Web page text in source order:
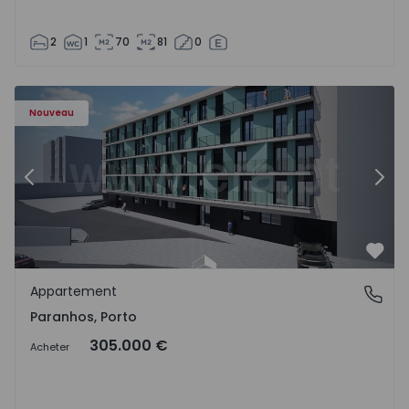
2 1 70 81 0
Nouveau
Appartement T1 Porto, Paranhos - 1575706 - 8
Précédent
Paranhos, Porto
Appartement
Paranhos, Porto
Acheter 305.000 €